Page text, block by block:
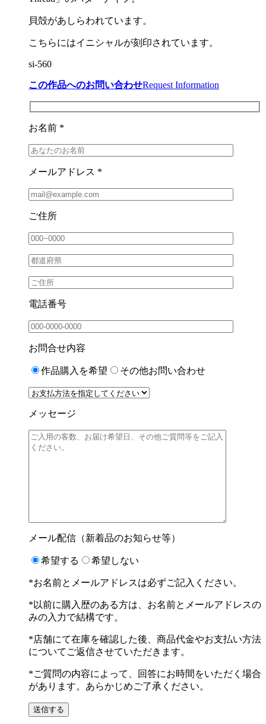
貝殻があしらわれています。
こちらにはイニシャルが刻印されています。
si-560
この作品へのお問い合わせRequest Information
お名前 *
メールアドレス *
ご住所
電話番号
お問合せ内容
作品購入を希望 その他お問い合わせ
メッセージ
メール配信（新着品のお知らせ等）
希望する 希望しない
*お名前とメールアドレスは必ずご記入ください。
*以前に購入歴のある方は、お名前とメールアドレスの
みの入力で結構です。
*店舗にて在庫を確認した後、商品代金やお支払い方法
についてご返信させていただきます。
*ご質問の内容によって、回答にお時間をいただく場合
があります。あらかじめご了承ください。